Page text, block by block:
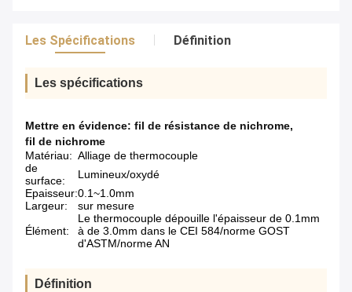
Les Spécifications Définition
Les spécifications
Mettre en évidence: fil de résistance de nichrome,
fil de nichrome
Matériau: Alliage de thermocouple
de
surface:
Lumineux/oxydé
Epaisseur:0.1~1.0mm
Largeur:
sur mesure
Élément:
Le thermocouple dépouille l'épaisseur de 0.1mm
à de 3.0mm dans le CEI 584/norme GOST
d'ASTM/norme AN
Définition